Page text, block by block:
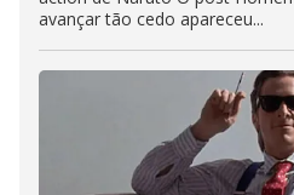
avançar tão cedo apareceu...